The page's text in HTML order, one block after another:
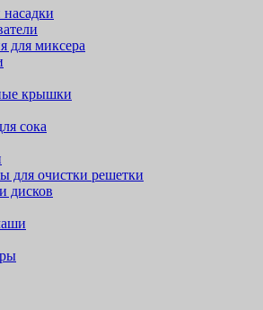
для миксера
крышки
сока
для очистки решетки
дисков